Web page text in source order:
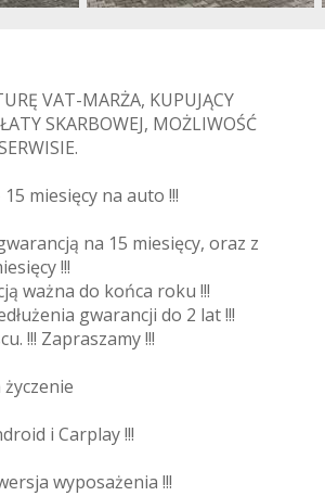
VAT-MARŻA, KUPUJĄCY
SKARBOWEJ, MOŻLIWOŚĆ
15 miesięcy na auto !!!
na 15 miesięcy, oraz z
!!!
ważna do końca roku !!!
gwarancji do 2 lat !!!
!!! Zapraszamy !!!
i Carplay !!!
wyposażenia !!!